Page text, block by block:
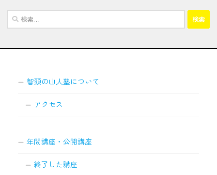
検
索:
智頭の山人塾について
アクセス
年間講座・公開講座
終了した講座